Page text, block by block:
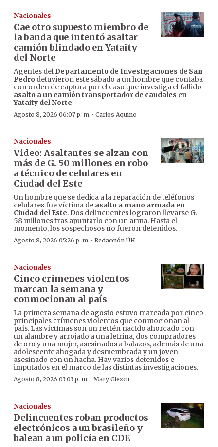
Nacionales
Cae otro supuesto miembro de
la banda que intentó asaltar
camión blindado en Yataity
del Norte
Agentes del Departamento de Investigaciones de San
Pedro detuvieron este sábado a un hombre que contaba
con orden de captura por el caso que investiga el fallido
asalto a un camión transportador de caudales en
Yataity del Norte.
Agosto 8, 2026 06:07 p. m. · Carlos Aquino
Nacionales
Video: Asaltantes se alzan con
más de G. 50 millones en robo
a técnico de celulares en
Ciudad del Este
Un hombre que se dedica a la reparación de teléfonos
celulares fue víctima de asalto a mano armada en
Ciudad del Este. Dos delincuentes lograron llevarse G.
58 millones tras apuntarlo con un arma. Hasta el
momento, los sospechosos no fueron detenidos.
Agosto 8, 2026 05:26 p. m. · Redacción ÚH
Nacionales
Cinco crímenes violentos
marcan la semana y
conmocionan al país
La primera semana de agosto estuvo marcada por cinco
principales crímenes violentos que conmocionan al
país. Las víctimas son un recién nacido ahorcado con
un alambre y arrojado a una letrina, dos compradores
de oro y una mujer, asesinados a balazos, además de una
adolescente ahogada y desmembrada y un joven
asesinado con un hacha. Hay varios detenidos e
imputados en el marco de las distintas investigaciones.
Agosto 8, 2026 03:03 p. m. · Mary Glezcu
Nacionales
Delincuentes roban productos
electrónicos a un brasileño y
balean a un policía en CDE